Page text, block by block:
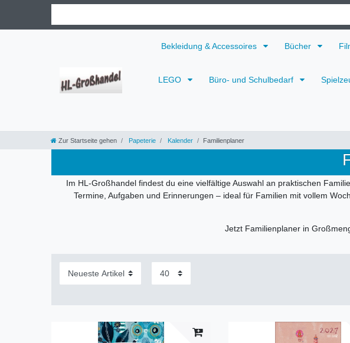
Bekleidung & Accessoires Bücher
LEGO Büro- und Schulbedarf
Zur Startseite gehen Papeterie Kalender Familienplaner
Im HL-Großhandel findest du eine vielfältige Auswahl an praktischen
Termine, Aufgaben und Erinnerungen – ideal für Familien mit vollem
Jetzt Familienplaner in